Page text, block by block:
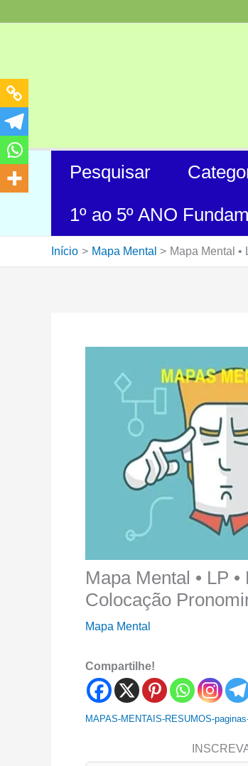
para
Pesquisar
1º ao 5º ANO
Início Mapa Mental Mapa Mental •
Mapa Mental • LP
Colocação
Mapa Mental
Compartilhe!
MAPAS-MENTAIS-RESUMOS-